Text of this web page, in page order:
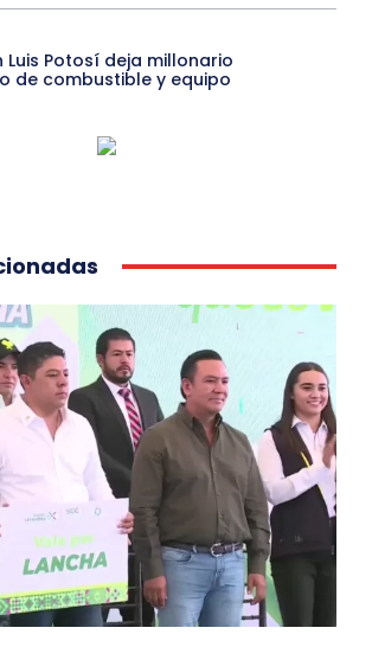
Luis Potosí deja millonario
de combustible y equipo